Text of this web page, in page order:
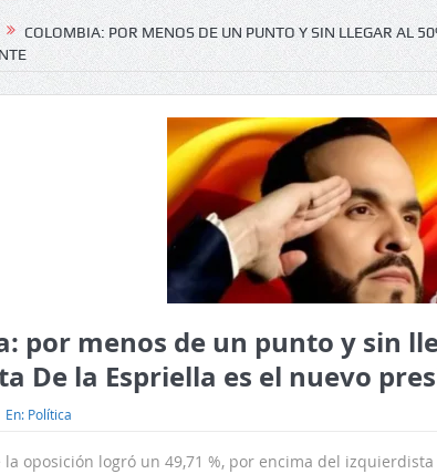
COLOMBIA: POR MENOS DE UN PUNTO Y SIN LLEGAR AL
por menos de un punto y sin
De la Espriella es el nuevo
En: Política
oposición logró un 49,71 %, por encima del